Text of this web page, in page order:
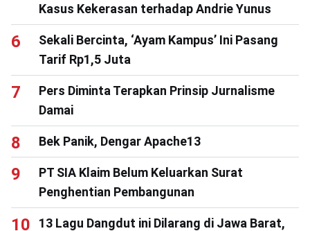
Kasus Kekerasan terhadap Andrie Yunus
Sekali Bercinta, ‘Ayam Kampus’ Ini Pasang
Tarif Rp1,5 Juta
Pers Diminta Terapkan Prinsip Jurnalisme
Damai
Bek Panik, Dengar Apache13
PT SIA Klaim Belum Keluarkan Surat
Penghentian Pembangunan
13 Lagu Dangdut ini Dilarang di Jawa Barat,